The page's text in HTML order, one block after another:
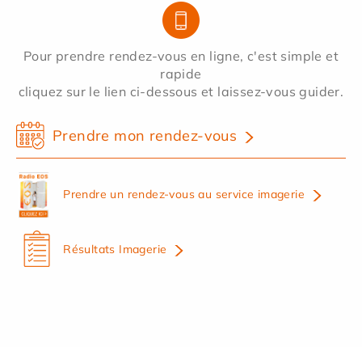
Pour prendre rendez-vous en ligne, c'est simple et
rapide
cliquez sur le lien ci-dessous et laissez-vous guider.
Prendre mon rendez-vous
Prendre un rendez-vous au service imagerie
Résultats Imagerie